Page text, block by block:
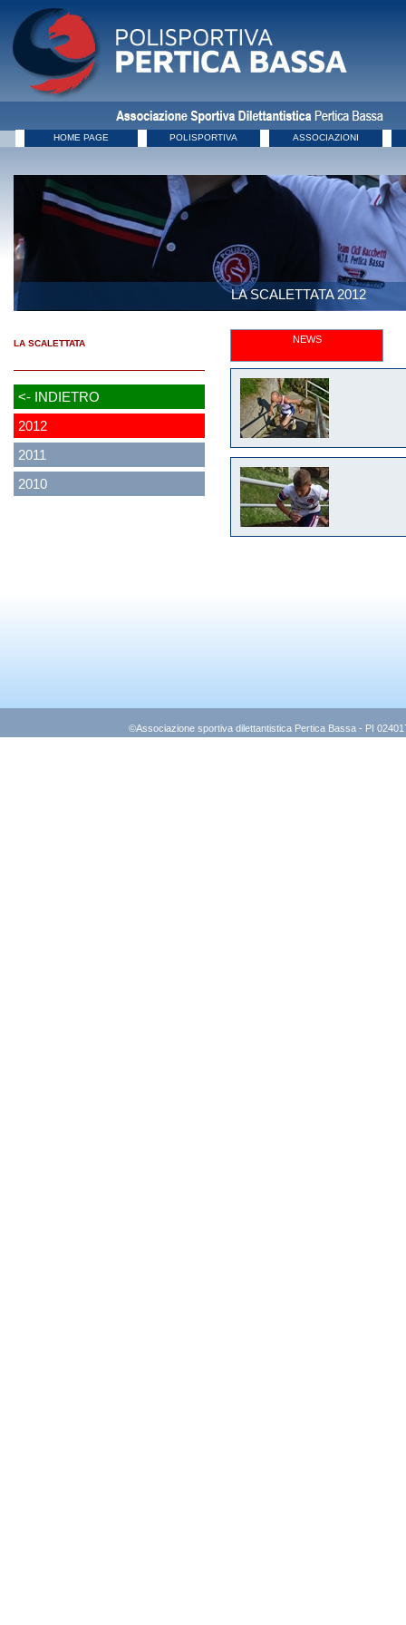
HOME PAGE POLISPORTIVA ASSOCIAZIONI
LA SCALETTATA 2012
LA SCALETTATA
<- INDIETRO
2012
2011
2010
NEWS
©Associazione sportiva dilettantistica Pertica Bassa - PI